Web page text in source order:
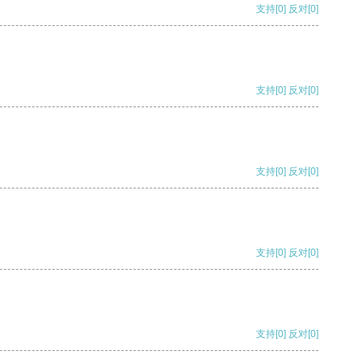
支持[0] 反对[0]
支持[0] 反对[0]
支持[0] 反对[0]
支持[0] 反对[0]
支持[0] 反对[0]